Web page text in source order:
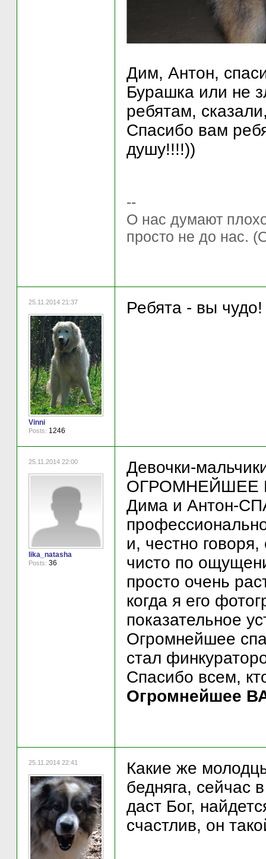
Дим, Антон,
Бурашка или не
ребятам,
Спасибо вам
душу!!!!))
--
О нас думают
просто не до нас.
25.11.2014 21:37
Vinni
Posts: 1246
Ребята - вы чудо!
25.11.2014 22:00
lika_natasha
Posts: 36
Девочки-
ОГРОМНЕЙШЕЕ
Дима и Антон-
и, честно
чисто по
просто очень
когда я его
показательное
Огромнейшее
стал
Спасибо всем,
Огромнейшее
25.11.2014 22:41
Какие же
бедняга, сейчас
даст Бог,
счастлив, он